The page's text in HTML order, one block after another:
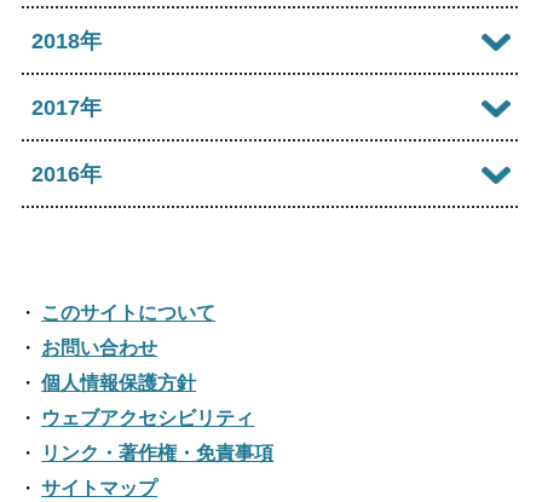
2025年04月
2025年02月
2024年06月
2024年04月
2024年01月
2023年07月
2023年06月
2023年04月
2023年02月
2023年01月
2022年08月
2022年07月
2022年06月
2022年03月
2022年02月
2021年10月
2021年08月
2021年07月
2021年04月
2021年03月
2021年02月
2020年10月
2020年08月
2020年05月
2020年04月
2020年03月
2019年12月
2019年10月
2019年07月
2019年06月
2019年05月
2018年
2018年12月
2018年10月
2018年08月
2018年07月
2018年06月
2018年05月
2017年
2017年12月
2017年08月
2017年07月
2017年06月
2016年
2016年10月
2016年09月
2016年08月
このサイトについて
お問い合わせ
個人情報保護方針
ウェブアクセシビリティ
リンク・著作権・免責事項
サイトマップ